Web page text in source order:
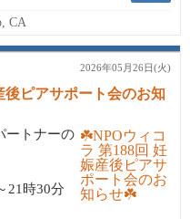
CA
2026年05月26日(火)
ピアサポート会のお知
ートナーの
21時30分